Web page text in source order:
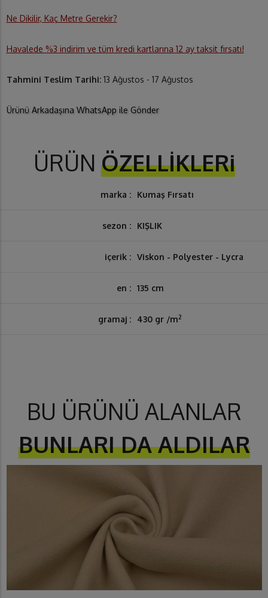
Ne Dikilir, Kaç Metre Gerekir?
Havalede %3 indirim ve tüm kredi kartlarına 12 ay taksit fırsatı!
Tahmini Teslim Tarihi: 13 Ağustos - 17 Ağustos
Ürünü Arkadaşına WhatsApp ile Gönder
ÜRÜN ÖZELLİKLERi
marka : Kumaş Fırsatı
sezon : KIŞLIK
içerik : Viskon - Polyester - Lycra
en : 135 cm
gramaj : 430 gr /m2
BU ÜRÜNÜ ALANLAR
BUNLARI DA ALDILAR